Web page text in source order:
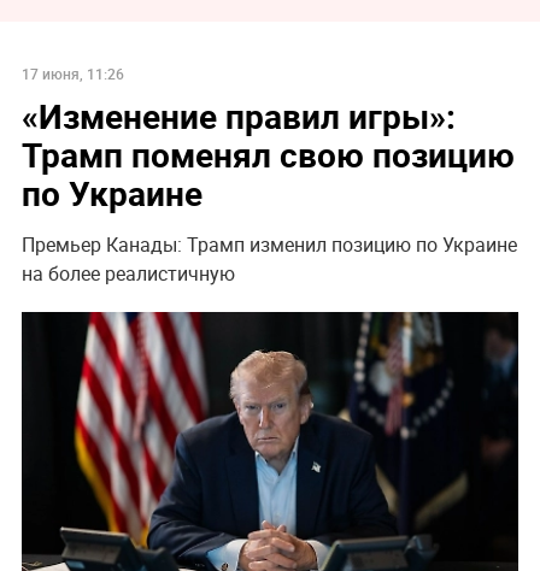
17 июня, 11:26
«Изменение правил игры»:
Трамп поменял свою позицию
по Украине
Премьер Канады: Трамп изменил позицию по Украине
на более реалистичную